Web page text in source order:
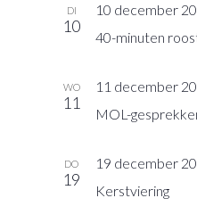
DI
10
10 december
40-minuten
WO
11
11 december
MOL-
DO
19
19 december
Kerstviering